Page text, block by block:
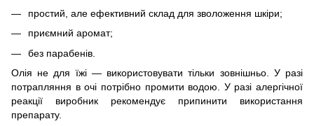
простий, але ефективний склад для зволоження шкіри;
приємний аромат;
без парабенів.
Олія не для їжі — використовувати тільки зовнішньо. У разі
потрапляння в очі потрібно промити водою. У разі алергічної
реакції виробник рекомендує припинити використання
препарату.